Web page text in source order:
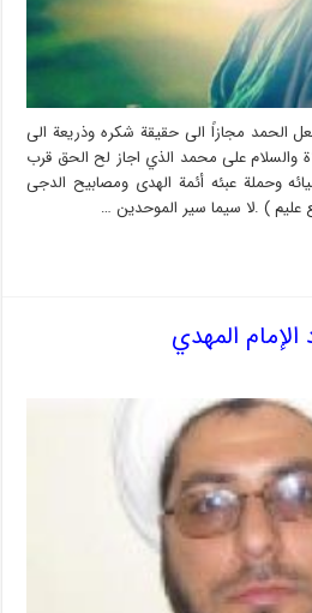
الحمد مجازاً الى حقيقة شكره وذريعة الى
والسلام على محمد الذي اجاز لح الحق قرب
وحملة عبئه أئمة الهدى ومصابيح الدجى
) .لا سيما سير الموحدين …
المهدي